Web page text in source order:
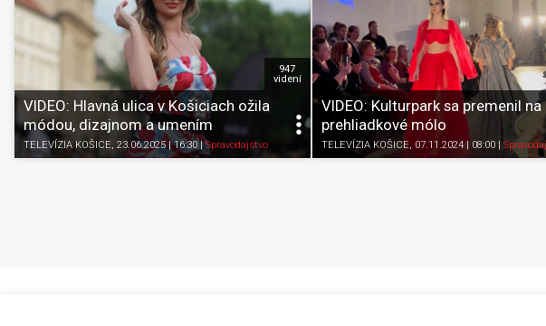
VIDEO: Hlavná ulica v Košiciach ožila
módou, dizajnom a umením
TELEVÍZIA KOŠICE, 23.06.2025 | 16:30 |Spravodajstvo K obľúbeným
Zdieľať
947
videní
VIDEO: Kulturpark sa premenil na
prehliadkové mólo
TELEVÍZIA KOŠICE, 07.11.2024 | 08:00|